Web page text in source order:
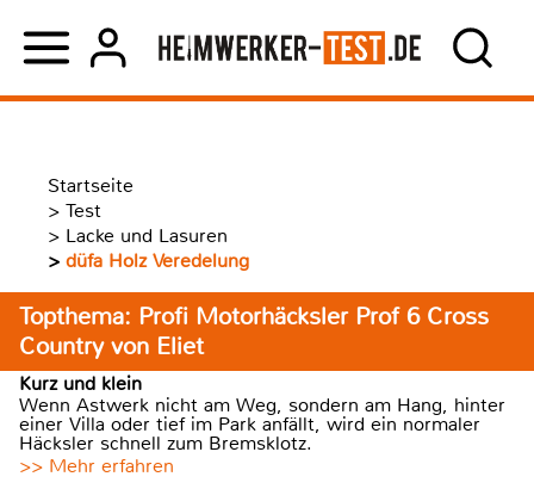
Startseite
> Test
> Lacke und Lasuren
> düfa Holz Veredelung
Topthema: Profi Motorhäcksler Prof 6 Cross
Country von Eliet
Kurz und klein
Wenn Astwerk nicht am Weg, sondern am Hang, hinter
einer Villa oder tief im Park anfällt, wird ein normaler
Häcksler schnell zum Bremsklotz.
>> Mehr erfahren